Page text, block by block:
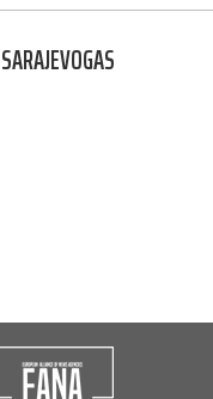
SARAJEVOGAS